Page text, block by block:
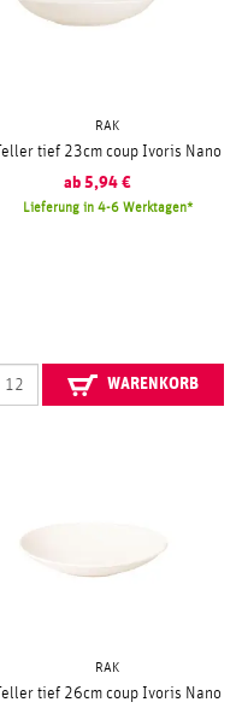
RAK
Teller tief 23cm coup Ivoris Nano
ab 5,94 €
Lieferung in 4-6 Werktagen
WARENKORB
RAK
Teller tief 26cm coup Ivoris Nano